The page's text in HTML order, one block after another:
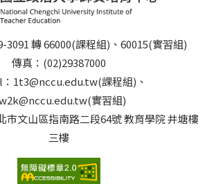
3091 轉 66000(課程組)、60015(實習組)
傳真：(02)29387000
1t3@nccu.edu.tw(課程組)、
實習組)
市文山區指南路二段64號 教育學院 井塘樓
三樓